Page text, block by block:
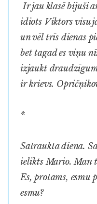
Ir jau klasē bijuši
idiots Viktors visu
un vēl trīs dienas
bet tagad es viņu
izjaukt
ir krievs.
*
Satraukta diena.
ielikts Mario. Man
Es, protams, esmu
esmu?